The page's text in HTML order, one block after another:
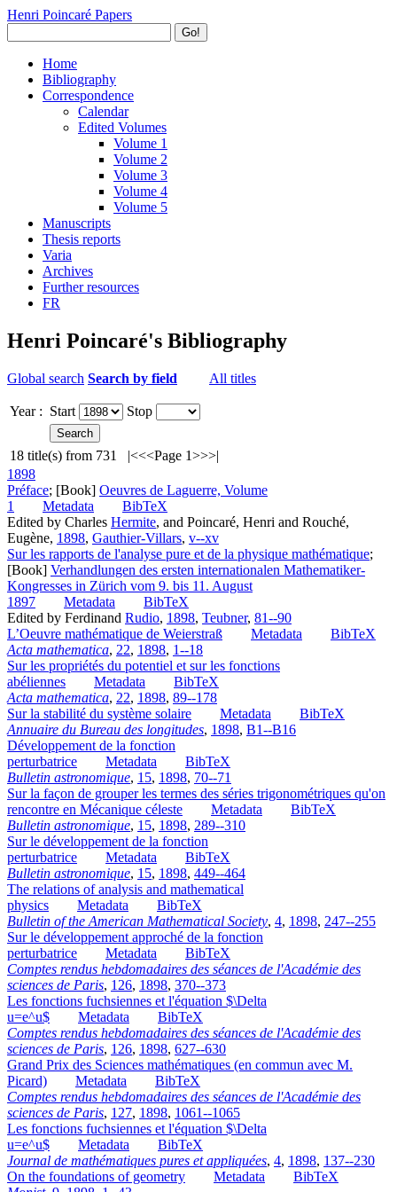
Henri Poincaré Papers
Go!
Home
Bibliography
Correspondence
Calendar
Edited Volumes
Volume 1
Volume 2
Volume 3
Volume 4
Volume 5
Manuscripts
Thesis reports
Varia
Archives
Further resources
FR
Henri Poincaré's Bibliography
Global search Search by field All titles
Year : Start Stop
18 title(s) from 731 |<<<Page 1>>>|
1898
Préface; [Book] Oeuvres de Laguerre, Volume
1
Metadata
BibTeX
Edited by Charles Hermite, and Poincaré, Henri and Rouché,
Eugène, 1898, Gauthier-Villars, v--xv
Sur les rapports de l'analyse pure et de la physique mathématique;
[Book] Verhandlungen des ersten internationalen Mathematiker-
Kongresses in Zürich vom 9. bis 11. August
1897
Metadata
BibTeX
Edited by Ferdinand Rudio, 1898, Teubner, 81--90
L’Oeuvre mathématique de Weierstraß
Metadata
BibTeX
Acta mathematica, 22, 1898, 1--18
Sur les propriétés du potentiel et sur les fonctions
abéliennes
Metadata
BibTeX
Acta mathematica, 22, 1898, 89--178
Sur la stabilité du système solaire
Metadata
BibTeX
Annuaire du Bureau des longitudes, 1898, B1--B16
Développement de la fonction
perturbatrice
Metadata
BibTeX
Bulletin astronomique, 15, 1898, 70--71
Sur la façon de grouper les termes des séries trigonométriques qu'on
rencontre en Mécanique céleste
Metadata
BibTeX
Bulletin astronomique, 15, 1898, 289--310
Sur le développement de la fonction
perturbatrice
Metadata
BibTeX
Bulletin astronomique, 15, 1898, 449--464
The relations of analysis and mathematical
physics
Metadata
BibTeX
Bulletin of the American Mathematical Society, 4, 1898, 247--255
Sur le développement approché de la fonction
perturbatrice
Metadata
BibTeX
Comptes rendus hebdomadaires des séances de l'Académie des
sciences de Paris, 126, 1898, 370--373
Les fonctions fuchsiennes et l'équation $\Delta
u=e^u$
Metadata
BibTeX
Comptes rendus hebdomadaires des séances de l'Académie des
sciences de Paris, 126, 1898, 627--630
Grand Prix des Sciences mathématiques (en commun avec M.
Picard)
Metadata
BibTeX
Comptes rendus hebdomadaires des séances de l'Académie des
sciences de Paris, 127, 1898, 1061--1065
Les fonctions fuchsiennes et l'équation $\Delta
u=e^u$
Metadata
BibTeX
Journal de mathématiques pures et appliquées, 4, 1898, 137--230
On the foundations of geometry
Metadata
BibTeX